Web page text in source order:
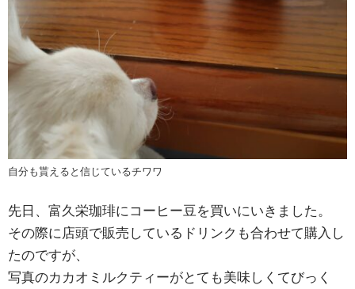
自分も貰えると信じているチワワ
先日、富久栄珈琲にコーヒー豆を買いにいきました。
その際に店頭で販売しているドリンクも合わせて購入し
たのですが、
写真のカカオミルクティーがとても美味しくてびっく